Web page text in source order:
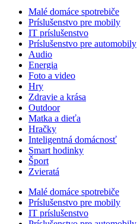
Malé domáce spotrebiče
Príslušenstvo pre mobily
IT príslušenstvo
Príslušenstvo pre automobily
Audio
Energia
Foto a video
Hry
Zdravie a krása
Outdoor
Matka a dieťa
Hračky
Inteligentná domácnosť
Smart hodinky
Šport
Zvieratá
Malé domáce spotrebiče
Príslušenstvo pre mobily
IT príslušenstvo